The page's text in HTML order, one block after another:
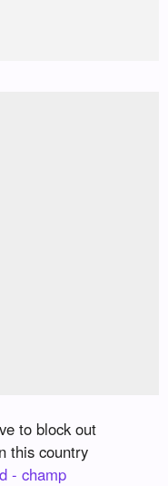
to block out
this country
- champ